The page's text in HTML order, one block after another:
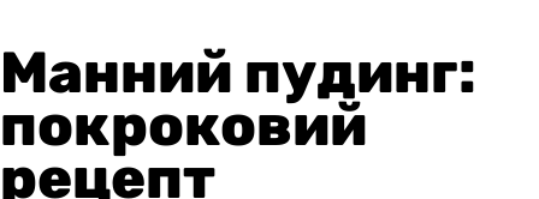
Манний пудинг:
покроковий
рецепт